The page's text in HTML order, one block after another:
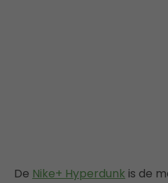
De Nike+ Hyperdunk is de